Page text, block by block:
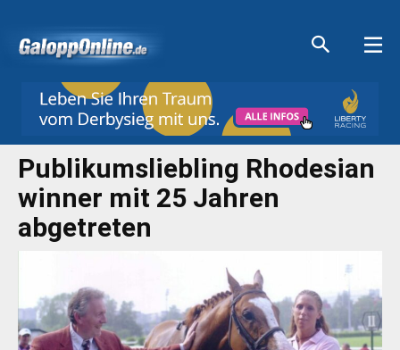
Publikumsliebling Rhodesian
winner mit 25 Jahren
abgetreten